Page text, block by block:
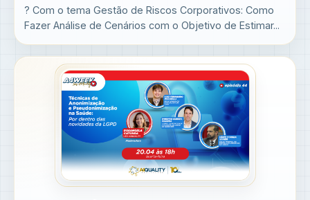
? Com o tema Gestão de Riscos Corporativos: Como
Fazer Análise de Cenários com o Objetivo de Estimar...